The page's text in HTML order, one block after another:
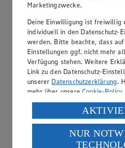
Marketingzwecke.
Deine Einwilligung ist freiwillig
individuell in den Datenschutz-
werden. Bitte beachte, dass
Einstellungen ggf. nicht mehr
Verfügung stehen. Weitere
Link zu den Datenschutz-
unserer Datenschutzerklärung.
mehr über unsereCookie-Policy.
Verarbeitung deiner
USA durch Facebook und
Wenn du auf „Aktivieren“
des Art. 49 Abs. 1 Satz 1 lit. a)
NUR